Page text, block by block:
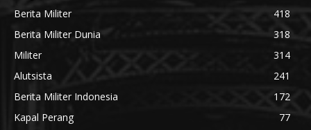
Berita Militer
418
Berita Militer Dunia
318
Militer
314
Alutsista
241
Berita Militer Indonesia
172
Kapal Perang
77